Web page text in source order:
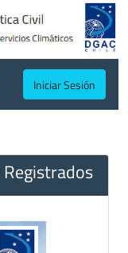
Iniciar Sesión